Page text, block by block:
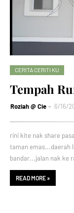
CERITA CERITI KU
Tempah
Roziah @ Cie 6/16/
rini kite nak share
taman emas...daerah
bandar...jalan nak ke
READ MORE »